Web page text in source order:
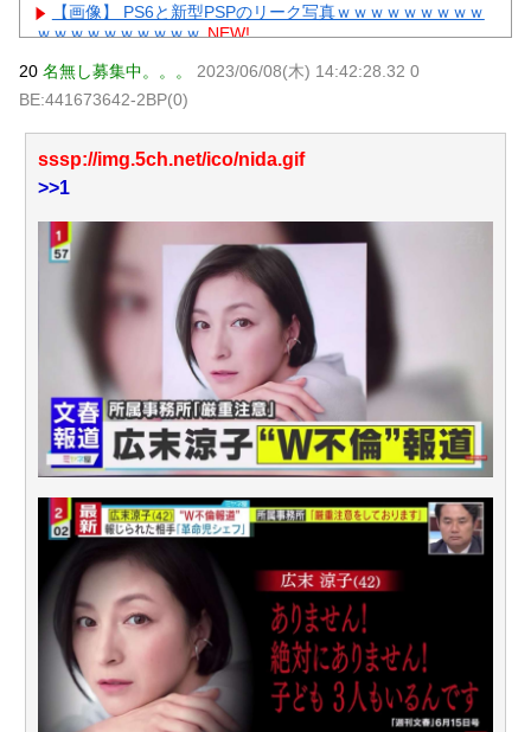
【画像】 PS6と新型PSPのリーク写真ｗｗｗｗｗｗｗｗｗ
ｗｗｗｗｗｗｗｗｗｗ NEW!
発売してしまうｗｗｗｗ NEW!
兄が首吊った。理由はイジメ…俺の両親離婚で母は自サツ
【続報】上沼恵美子が三山凌輝を「浮気虫」認定→ガル民
「宮川大輔」いじりで大盛り上がりｗｗｗ
【衝撃】元祖美魔女・水谷雅子57歳の現在に賛否→ガル民
「テカテカ」連呼ｗｗｗ
元AKB社長、22億円申告漏れ 乃木坂46運営会社の株式を
パチンコ京楽産業に譲渡【ノース・リバー】【窪田康志】
元AKB社長、22億円申告漏れ 乃木坂46運営会社の株式を
パチンコ京楽産業に譲渡【ノース・リバー】【窪田康志】
Powered by livedoor 相互RSS
20 名無し募集中。。。
2023/06/08(木) 14:42:28.32 0
BE:441673642-2BP(0)
sssp://img.5ch.net/ico/nida.gif
>>1